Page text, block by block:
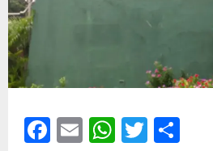
Facebook
EmailWhatsApp
Twitter